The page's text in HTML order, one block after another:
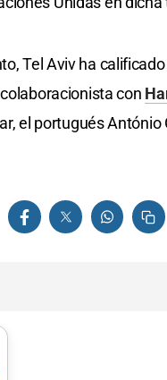
Tel Aviv ha
con
el portugués António